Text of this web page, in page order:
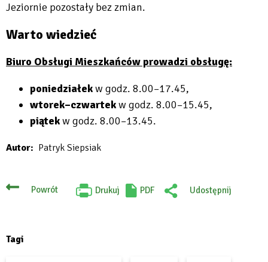
Jeziornie pozostały bez zmian.
Warto wiedzieć
Biuro Obsługi Mieszkańców prowadzi obsługę:
poniedziałekw godz. 8.00–17.45,
wtorek–czwartekw godz. 8.00–15.45,
piątekw godz. 8.00–13.45.
Autor Patryk Siepsiak
Powrót Drukuj
Will
PDF
Udostępnij
Tagi